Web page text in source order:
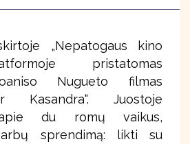
„Nepatogaus kino
pristatomas
Nugueto filmas
Kasandra“. Juostoje
apie du romų vaikus,
sprendimą: likti su